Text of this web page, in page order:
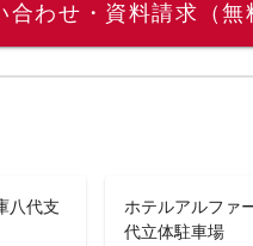
合わせ・資料請求（無
八代支
ホテルアルファ
代立体駐車場